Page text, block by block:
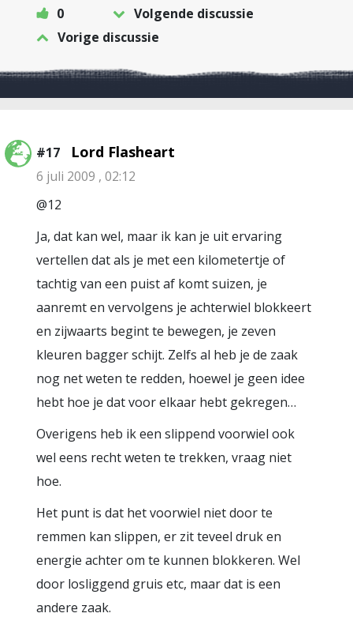
0
Volgende discussie
Vorige discussie
#17 Lord Flasheart
6 juli 2009 , 02:12
@12
Ja, dat kan wel, maar ik kan je uit ervaring
vertellen dat als je met een kilometertje of
tachtig van een puist af komt suizen, je
aanremt en vervolgens je achterwiel blokkeert
en zijwaarts begint te bewegen, je zeven
kleuren bagger schijt. Zelfs al heb je de zaak
nog net weten te redden, hoewel je geen idee
hebt hoe je dat voor elkaar hebt gekregen…
Overigens heb ik een slippend voorwiel ook
wel eens recht weten te trekken, vraag niet
hoe.
Het punt is dat het voorwiel niet door te
remmen kan slippen, er zit teveel druk en
energie achter om te kunnen blokkeren. Wel
door losliggend gruis etc, maar dat is een
andere zaak.